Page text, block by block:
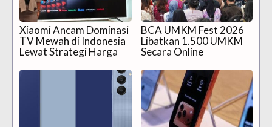
Xiaomi Ancam Dominasi
TV Mewah di Indonesia
Lewat Strategi Harga
BCA UMKM Fest 2026
Libatkan 1.500 UMKM
Secara Online